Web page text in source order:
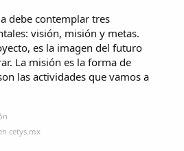
debe contemplar tres
visión, misión y metas.
es la imagen del futuro
La misión es la forma de
las actividades que vamos a
cetys.mx